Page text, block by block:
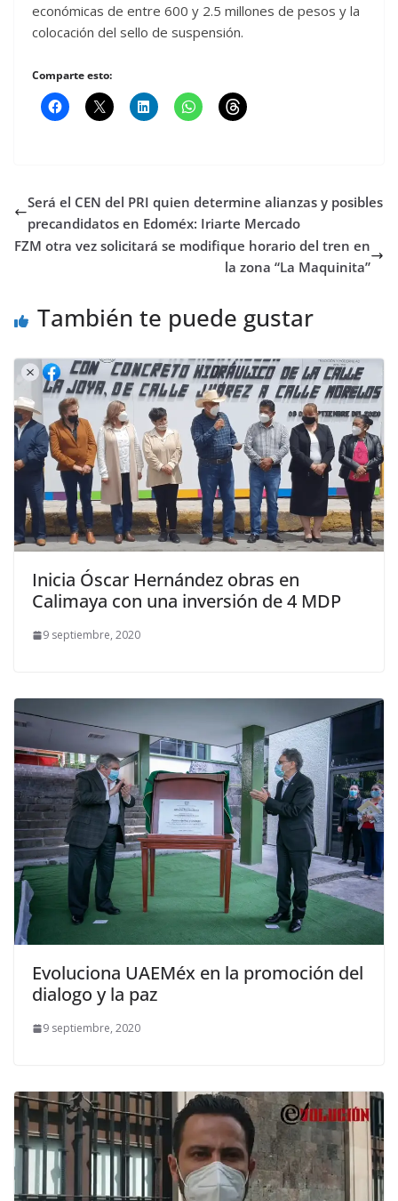
económicas de entre 600 y 2.5 millones de pesos y la
colocación del sello de suspensión.
Comparte esto:
Será el CEN del PRI quien determine alianzas y posibles
precandidatos en Edoméx: Iriarte Mercado
FZM otra vez solicitará se modifique horario del tren en
la zona “La Maquinita”
También te puede gustar
Inicia Óscar Hernández obras en
Calimaya con una inversión de 4 MDP
9 septiembre, 2020
Evoluciona UAEMéx en la promoción del
dialogo y la paz
9 septiembre, 2020